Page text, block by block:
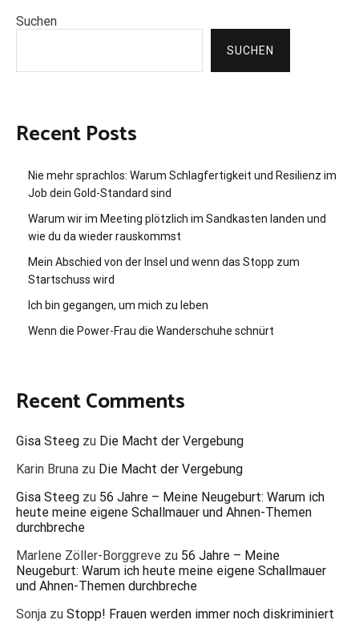
Suchen
SUCHEN
Recent Posts
Nie mehr sprachlos: Warum Schlagfertigkeit und Resilienz im
Job dein Gold-Standard sind
Warum wir im Meeting plötzlich im Sandkasten landen und
wie du da wieder rauskommst
Mein Abschied von der Insel und wenn das Stopp zum
Startschuss wird
Ich bin gegangen, um mich zu leben
Wenn die Power-Frau die Wanderschuhe schnürt
Recent Comments
Gisa Steeg zu Die Macht der Vergebung
Karin Bruna zu Die Macht der Vergebung
Gisa Steeg zu 56 Jahre – Meine Neugeburt: Warum ich
heute meine eigene Schallmauer und Ahnen-Themen
durchbreche
Marlene Zöller-Borggreve zu 56 Jahre – Meine
Neugeburt: Warum ich heute meine eigene Schallmauer
und Ahnen-Themen durchbreche
Sonja zu Stopp! Frauen werden immer noch diskriminiert